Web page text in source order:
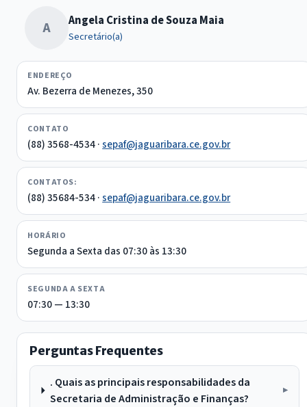
A Angela Cristina de Souza Maia
Secretário(a)
ENDEREÇO
Av. Bezerra de Menezes, 350
CONTATO
(88) 3568-4534 ·sepaf@jaguaribara.ce.gov.br
CONTATOS:
(88) 35684-534 ·sepaf@jaguaribara.ce.gov.br
HORÁRIO
Segunda a Sexta das 07:30 às 13:30
SEGUNDA A SEXTA
07:30 — 13:30
Perguntas Frequentes
. Quais as principais responsabilidades da
Secretaria de Administração e Finanças?